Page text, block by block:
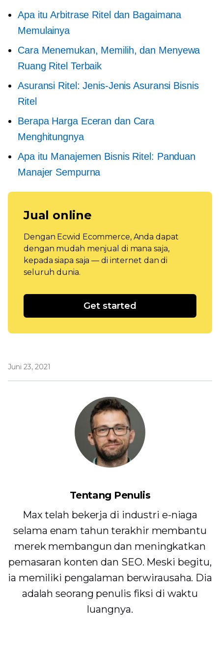
Apa itu Arbitrase Ritel dan Bagaimana
Memulainya
Cara Menemukan, Memilih, dan Menyewa
Ruang Ritel Terbaik
Asuransi Ritel: Jenis-Jenis Asuransi Bisnis
Ritel
Berapa Harga Eceran dan Cara
Menghitungnya
Apa itu Manajemen Bisnis Ritel: Panduan
Manajer Sempurna
Jual online
Dengan Ecwid Ecommerce, Anda dapat
dengan mudah menjual di mana saja,
kepada siapa saja — di internet dan di
seluruh dunia.
Get started
Juni 23, 2021
Tentang Penulis
Max telah bekerja di industri e-niaga
selama enam tahun terakhir membantu
merek membangun dan meningkatkan
pemasaran konten dan SEO. Meski begitu,
ia memiliki pengalaman berwirausaha. Dia
adalah seorang penulis fiksi di waktu
luangnya.